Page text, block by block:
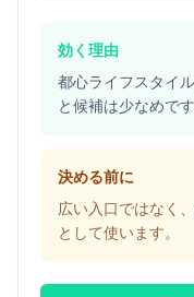
効く理由
都心ライフスタイ
と候補は少なめです
決める前に
広い入口ではなく
として使います。